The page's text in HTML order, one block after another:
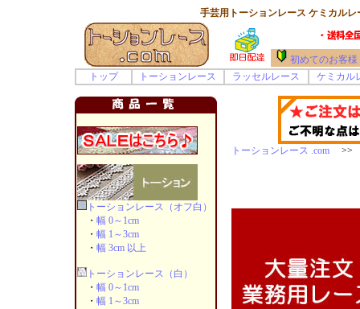
手芸用トーションレース ケミカル
初めてのお客様
トップ
トーションレース ラッセルレース ケミカル
トーションレース（オフ白）
・ 幅 0～1cm
・ 幅 1～3cm
・ 幅 3cm 以上
トーションレース（白）
・ 幅 0～1cm
・ 幅 1～3cm
トーションレース .com>>